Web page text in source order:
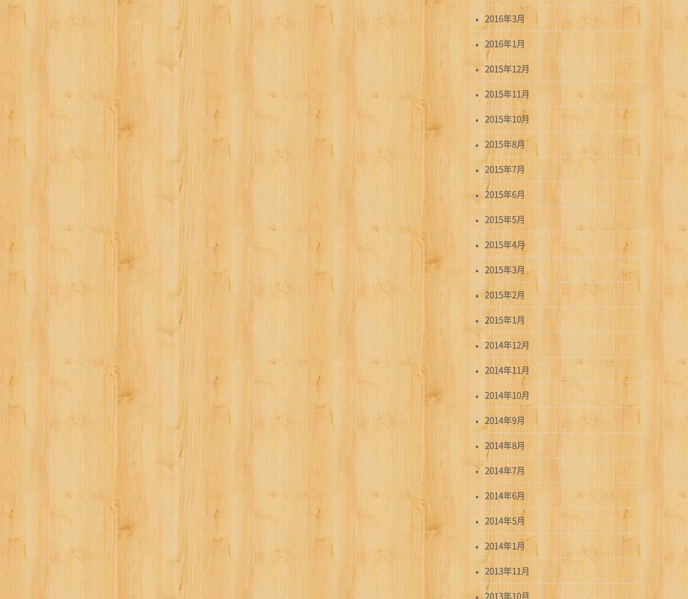
2016年3月
2016年1月
2015年12月
2015年11月
2015年10月
2015年8月
2015年7月
2015年6月
2015年5月
2015年4月
2015年3月
2015年2月
2015年1月
2014年12月
2014年11月
2014年10月
2014年9月
2014年8月
2014年7月
2014年6月
2014年5月
2014年1月
2013年11月
2013年10月